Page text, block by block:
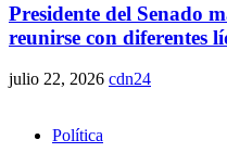
Presidente del Senado
reunirse con diferentes
julio 22, 2026 cdn24
Política